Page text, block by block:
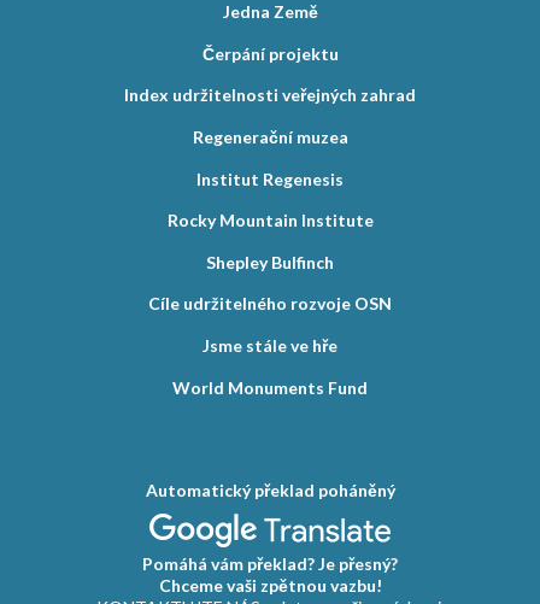
Jedna Země
Čerpání projektu
Index udržitelnosti veřejných zahrad
Regenerační muzea
Institut Regenesis
Rocky Mountain Institute
Shepley Bulfinch
Cíle udržitelného rozvoje OSN
Jsme stále ve hře
World Monuments Fund
Automatický překlad poháněný
Pomáhá vám překlad? Je přesný?
Chceme vaši zpětnou vazbu!